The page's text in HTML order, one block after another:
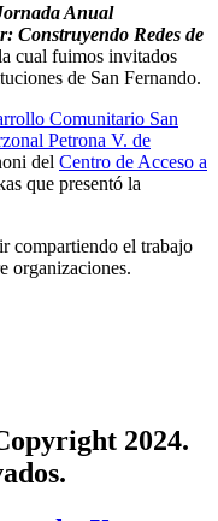
Anual
Construyendo Redes de
cual fuimos invitados
de San Fernando.
Comunitario San
Petrona V. de
del Centro de Acceso a
que presentó la
compartiendo el trabajo
organizaciones.
2024.